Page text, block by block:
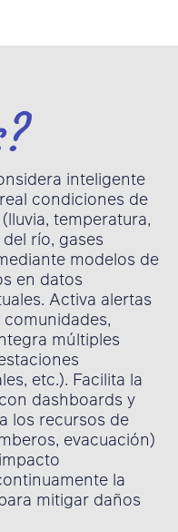
inteligente
condiciones de
temperatura,
río, gases
modelos de
en datos
Activa alertas
múltiples
etc.). Facilita la
dashboards y
los recursos de
evacuación)
la
mitigar daños